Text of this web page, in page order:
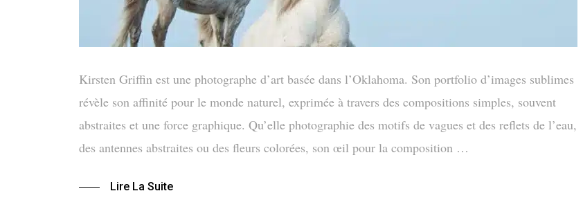
Kirsten Griffin est une photographe d’art basée dans l’Oklahoma. Son portfolio d’images sublimes
révèle son affinité pour le monde naturel, exprimée à travers des compositions simples, souvent
abstraites et une force graphique. Qu’elle photographie des motifs de vagues et des reflets de l’eau,
des antennes abstraites ou des fleurs colorées, son œil pour la composition …
Lire La Suite